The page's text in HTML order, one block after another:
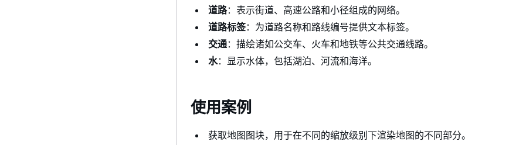
道路：表示街道、高速公路和小径组成的网络。
道路标签：为道路名称和路线编号提供文本标签。
交通：描绘诸如公交车、火车和地铁等公共交通线路。
水：显示水体，包括湖泊、河流和海洋。
使用案例
获取地图图块，用于在不同的缩放级别下渲染地图的不同部分。